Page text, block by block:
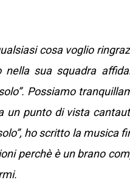
cosa voglio
nella sua squadra
Possiamo
un punto di vista
ho scritto la musica
perchè è un brano